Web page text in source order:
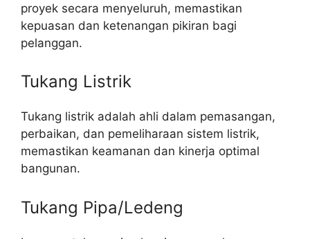
proyek secara menyeluruh, memastikan
kepuasan dan ketenangan pikiran bagi
pelanggan.
Tukang Listrik
Tukang listrik adalah ahli dalam pemasangan,
perbaikan, dan pemeliharaan sistem listrik,
memastikan keamanan dan kinerja optimal
bangunan.
Tukang Pipa/Ledeng